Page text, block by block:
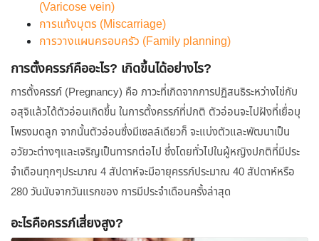
(Varicose vein)
การแท้งบุตร (Miscarriage)
การวางแผนครอบครัว (Family planning)
การตั้งครรภ์คืออะไร? เกิดขึ้นได้อย่างไร?
การตั้งครรภ์ (Pregnancy) คือ ภาวะที่เกิดจากการปฏิสนธิระหว่างไข่กับ
อสุจิแล้วได้ตัวอ่อนเกิดขึ้น ในการตั้งครรภ์ที่ปกติ ตัวอ่อนจะไปฝังที่เยื่อบุ
โพรงมดลูก จากนั้นตัวอ่อนซึ่งมีเซลล์เดียวก็ จะแบ่งตัวและพัฒนาเป็น
อวัยวะต่างๆและเจริญเป็นทารกต่อไป ซึ่งโดยทั่วไปในผู้หญิงปกติที่มีประ
จำเดือนทุกๆประมาณ 4 สัปดาห์จะมีอายุครรภ์ประมาณ 40 สัปดาห์หรือ
280 วันนับจากวันแรกของ การมีประจำเดือนครั้งล่าสุด
อะไรคือครรภ์เสี่ยงสูง?